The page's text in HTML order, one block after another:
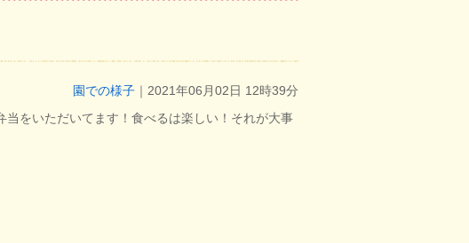
園での様子 ｜2021年06月02日 12時39分
をいただいてます！食べるは楽しい！それが大事